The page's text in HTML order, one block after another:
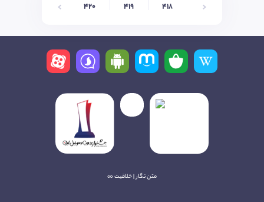
418
419
420
متن نگار | خلاقیت ∞